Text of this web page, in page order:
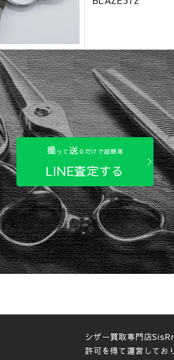
撮って送るだけで超簡単
LINE査定する
シザー買取専門店
許可を得て運営してお